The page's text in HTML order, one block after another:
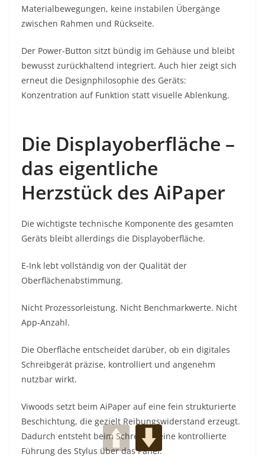
Materialbewegungen, keine instabilen Übergänge
zwischen Rahmen und Rückseite.
Der Power-Button sitzt bündig im Gehäuse und bleibt
bewusst zurückhaltend integriert. Auch hier zeigt sich
erneut die Designphilosophie des Geräts:
Konzentration auf Funktion statt visuelle Ablenkung.
Die Displayoberfläche –
das eigentliche
Herzstück des AiPaper
Die wichtigste technische Komponente des gesamten
Geräts bleibt allerdings die Displayoberfläche.
E-Ink lebt vollständig von der Qualität der
Oberflächenabstimmung.
Nicht Prozessorleistung. Nicht Benchmarkwerte. Nicht
App-Anzahl.
Die Oberfläche entscheidet darüber, ob ein digitales
Schreibgerät präzise, kontrolliert und angenehm
nutzbar wirkt.
Viwoods setzt beim AiPaper auf eine fein strukturierte
Beschichtung, die gezielt Reibungswiderstand erzeugt.
Dadurch entsteht beim Schreiben eine kontrollierte
Führung des Stylus über das Panel.